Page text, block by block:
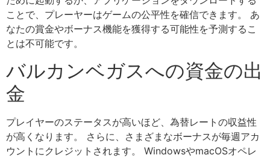
ことで、プレーヤーはゲームの公平性を確信できます。 あ
なたの賞金やボーナス機能を獲得する可能性を予測するこ
とは不可能です。
バルカンベガスへの資金の出
金
プレイヤーのステータスが高いほど、為替レートの収益性
が高くなります。 さらに、さまざまなボーナスが毎週アカ
ウントにクレジットされます。 WindowsやmacOSオペレ